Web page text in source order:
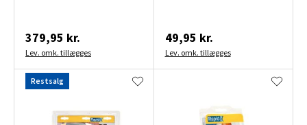
379,95 kr.
Lev. omk. tillægges
49,95 kr.
Lev. omk. tillægges
Restsalg